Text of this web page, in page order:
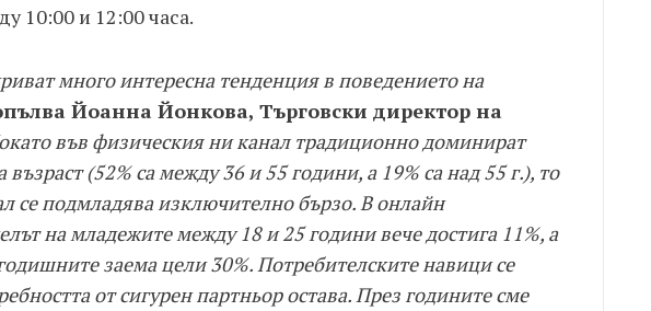
10:00 и 12:00 часа.
много интересна тенденция в поведението на
Йоанна Йонкова, Търговски директор на
във физическия ни канал традиционно доминират
възраст (52% са между 36 и 55 години, а 19% са над 55 г.), то
се подмладява изключително бързо. В онлайн
на младежите между 18 и 25 години вече достига 11%, а
заема цели 30%. Потребителските навици се
от сигурен партньор остава. През годините сме